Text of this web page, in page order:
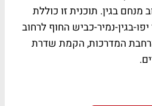
מנחם בגין. תוכנית זו כוללת
בגין-נמיר-כביש החוף לרחוב
הרחבת המדרכות, הקמת שדרת